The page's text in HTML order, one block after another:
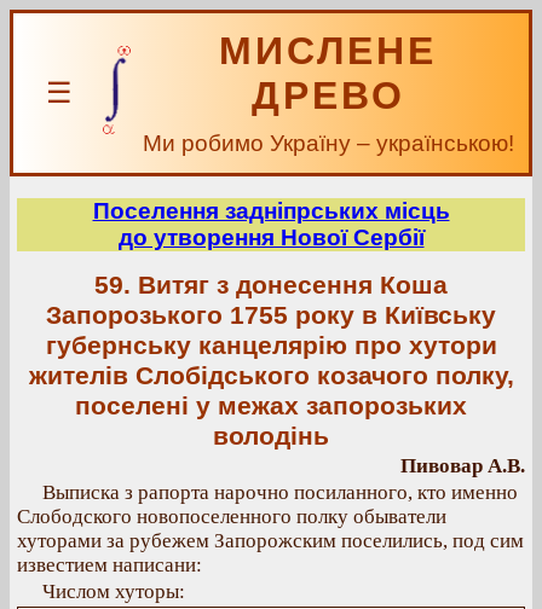
☰
МИСЛЕНЕ
ДРЕВО
Ми робимо Україну – українською!
Поселення задніпрських місць
до утворення Нової Сербії
59. Витяг з донесення Коша
Запорозького 1755 року в Київську
губернську канцелярiю про хутори
жителів Слобідського козачого полку,
поселені у межах запорозьких
володінь
Пивовар А.В.
Выписка з рапорта нарочно посиланного, кто именно
Слободского новопоселенного полку обыватели
хуторами за рубежем Запорожским поселились, под сим
известием написани:
Числом хуторы: